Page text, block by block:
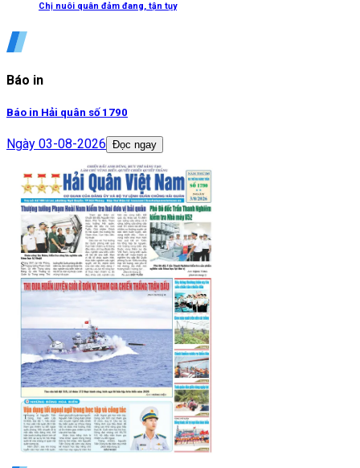
Chị nuôi quân đảm đang, tận tụy
Báo in
Báo in Hải quân số 1790
Ngày 03-08-2026 Đọc ngay